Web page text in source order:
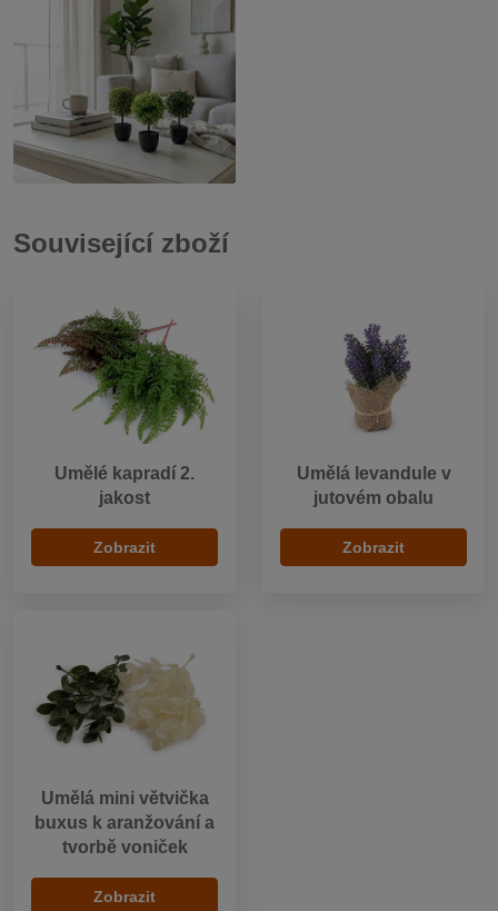
Související zboží
Umělé kapradí 2.
jakost
Zobrazit
Umělá levandule v
jutovém obalu
Zobrazit
Umělá mini větvička
buxus k aranžování a
tvorbě voniček
Zobrazit